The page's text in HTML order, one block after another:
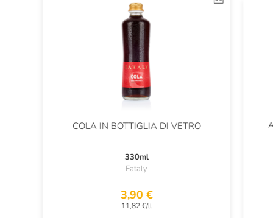
COLA IN BOTTIGLIA DI VETRO
330ml
Eataly
3,90 €
11,82 €/lt